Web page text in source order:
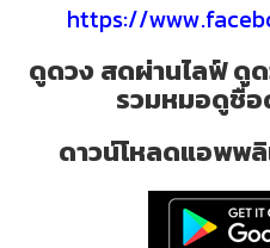
https://
ดูดวง สดผ่านไลฟ์ ดู
รวมหมอดูชื่
ดาวน์โหลดแอพพ